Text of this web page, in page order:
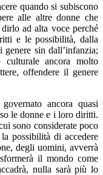
quando si subiscono
alle altre donne che
ad alta voce perché
e le possibilità, dalla
genere sin dall’infanzia;
ancora molto
offendere il genere
ancora quasi
le donne e i loro diritti.
sono considerate poco
possibilità di accedere
degli uomini, avverrà
il mondo come
nulla sarà più lo